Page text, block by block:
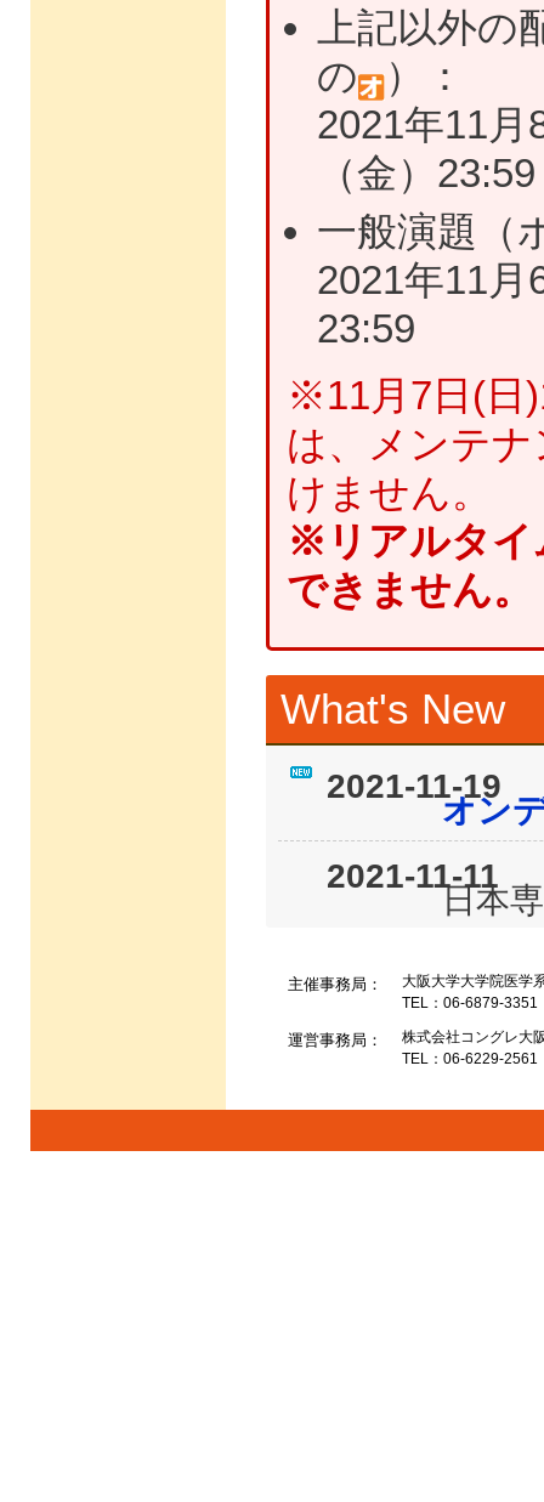
上記以外
の
）：
2021年11月
（金）23:59
一般演題（
2021年11月
23:59
※11月7日(日
は、メンテ
けません。
※リアルタイ
できません。
What's New
2021-11-19
オン
2021-11-11
日本
11月
ださ
2021-11-08
主催事務局：
大阪大学大学院医学
TEL：06-6879-
運営事務局：
株式会社コングレ大
TEL：06-6229-